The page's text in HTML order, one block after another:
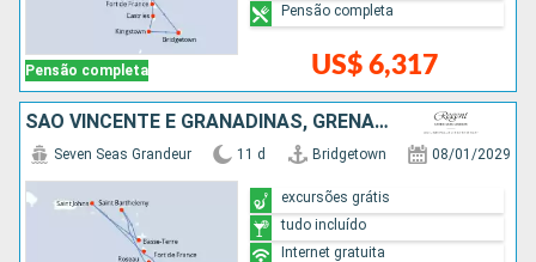
Pensão completa US$ 6,317
Pensão completa
SÃO VINCENTE E GRANADINAS, GRENADA, SANTA LUCIA, FRANCIA, ESTADOS UNIDOS, REPUBLICA DOMINICANA, BARBADOS
Seven Seas Grandeur 11 d Bridgetown 08/01/2029
excursões grátis
tudo incluído
Internet gratuita